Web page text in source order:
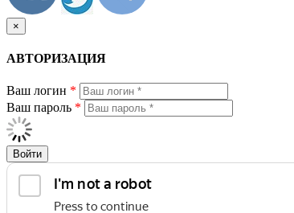
×
АВТОРИЗАЦИЯ
Ваш логин *
Ваш пароль *
Войти